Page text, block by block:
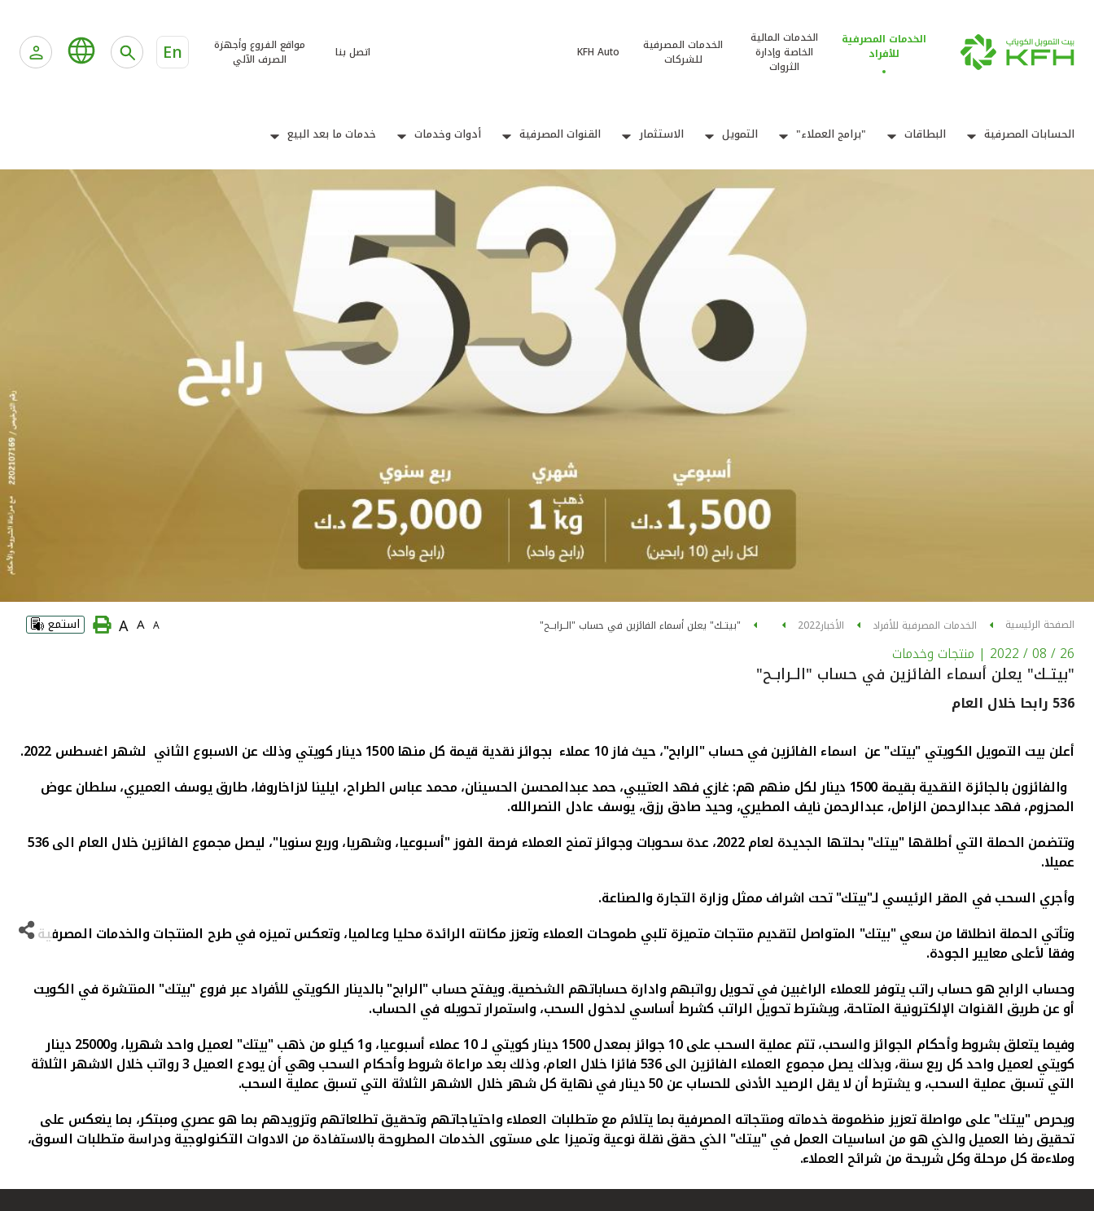
الخدمات المصرفية
للأفراد
الخدمات المالية
الخاصة وإدارة
الثروات
الخدمات المصرفية
للشركات
KFH Auto اتصل بنا
مواقع الفروع وأجهزة
الصرف الآلي
En
الحسابات المصرفية البطاقات "برامج العملاء" التمويل الاستثمار القنوات المصرفية أدوات وخدمات خدمات ما بعد البيع
الصفحة الرئيسية الخدمات المصرفية للأفراد الأخبار2022 "بيتــك" يعلن أسماء الفائزين في حساب "الــرابــح" A
A
A استمع
26 / 08 / 2022 | منتجات وخدمات
"بيتــك" يعلن أسماء الفائزين في حساب "الــرابــح"
536 رابحا خلال العام
أعلن بيت التمويل الكويتي "بيتك" عن اسماء الفائزين في حساب "الرابح"، حيث فاز10 عملاء بجوائز نقدية قيمة كل منها 1500 دينار كويتي وذلك عن الاسبوع الثاني لشهر اغسطس 2022
.
والفائزون بالجائزة النقدية بقيمة 1500 دينار لكل منهم هم: غازي فهد العتيبي، حمد عبدالمحسن الحسينان، محمد عباس الطراح، ايلينا لازاخاروفا، طارق يوسف العميري، سلطان عوض
المحزوم، فهد عبدالرحمن الزامل، عبدالرحمن نايف المطيري، وحيد صادق رزق، يوسف عادل النصرالله.
وتتضمن الحملة التي أطلقها "بيتك" بحلتها الجديدة لعام 2022، عدة سحوبات وجوائز تمنح العملاء فرصة الفوز "أسبوعيا، وشهريا، وربع سنويا"، ليصل مجموع الفائزين خلال العام الى 536
عميلا.
وأجري السحب في المقر الرئيسي لـ"بيتك" تحت اشراف ممثل وزارة التجارة والصناعة.
وتأتي الحملة انطلاقا من سعي "بيتك" المتواصل لتقديم منتجات متميزة تلبي طموحات العملاء وتعزز مكانته الرائدة محليا وعالميا، وتعكس تميزه في طرح المنتجات والخدمات المصرفية
وفقا لأعلى معايير الجودة.
وحساب الرابح هو حساب راتب يتوفر للعملاء الراغبين في تحويل رواتبهم وادارة حساباتهم الشخصية. ويفتح حساب "الرابح" بالدينار الكويتي للأفرادعبر فروع "بيتك" المنتشرة في الكويت
أو عن طريق القنوات الإلكترونية المتاحة، ويشترط تحويل الراتب كشرط أساسي لدخول السحب، واستمرار تحويله في الحساب.
وفيما يتعلق بشروط وأحكام الجوائز والسحب، تتم عملية السحب على 10 جوائز بمعدل 1500 دينار كويتي لـ 10 عملاء أسبوعيا، و1 كيلو من ذهب "بيتك" لعميل واحد شهريا، و25000 دينار
كويتي لعميل واحد كل ربع سنة، وبذلك يصل مجموع العملاء الفائزين الى 536 فائزا خلال العام، وذلك بعد مراعاة شروط وأحكام السحب وهي أن يودع العميل 3 رواتب خلال الاشهر الثلاثة
التي تسبق عملية السحب، و يشترط أن لا يقل الرصيد الأدنى للحساب عن 50 دينار في نهاية كل شهر خلال الاشهر الثلاثة التي تسبق عملية السحب.
ويحرص "بيتك" على مواصلة تعزيز منظمومة خدماته ومنتجاته المصرفية بما يتلائم مع متطلبات العملاء واحتياجاتهم وتحقيق تطلعاتهم وتزويدهم بما هو عصري ومبتكر، بما ينعكس على
تحقيق رضا العميل والذي هو من اساسيات العمل في "بيتك" الذي حقق نقلة نوعية وتميزا على مستوى الخدمات المطروحة بالاستفادة من الادوات التكنولوجية ودراسة متطلبات السوق،
وملاءمة كل مرحلة وكل شريحة من شرائح العملاء.